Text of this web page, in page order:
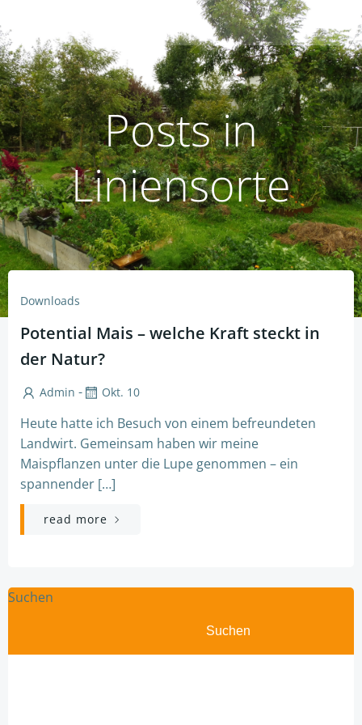
Zum
Inhalt
springen
Posts in
Liniensorte
Downloads
Potential Mais – welche Kraft steckt in
der Natur?
Admin - Okt. 10
Heute hatte ich Besuch von einem befreundeten
Landwirt. Gemeinsam haben wir meine
Maispflanzen unter die Lupe genommen – ein
spannender […]
read more
Suchen
Suchen